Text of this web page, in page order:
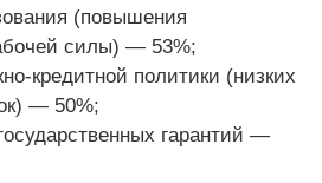
(повышения
силы) — 53%;
кредитной политики (низких
— 50%;
гарантий —